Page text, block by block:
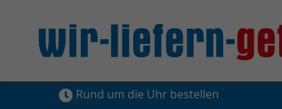
Rund um die Uhr bestellen